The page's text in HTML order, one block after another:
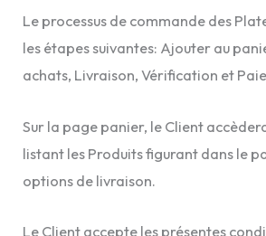
Le processus de commande des
les étapes suivantes: Ajouter au
achats, Livraison, Vérification et
Sur la page panier, le Client
listant les Produits figurant dans le
options de livraison.
Le Client accepte les présentes